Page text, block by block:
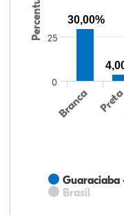
Percentual
Guaraciaba
Brasil
Branca Preta
0
25
30,00%